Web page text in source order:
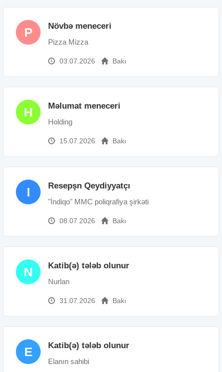
P Növbə meneceri
Pizza Mizza
03.07.2026 Bakı
H Məlumat meneceri
Holding
15.07.2026 Bakı
I Resepşn Qeydiyyatçı
"İndiqo" MMC poliqrafiya şirkəti
08.07.2026 Bakı
N Katib(ə) tələb olunur
Nurlan
31.07.2026 Bakı
E Katib(ə) tələb olunur
Elanın sahibi